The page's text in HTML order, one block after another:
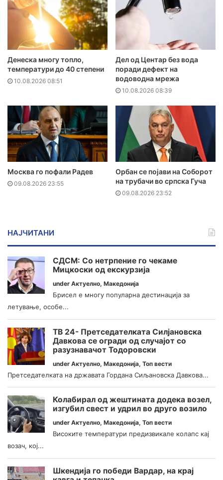
Денеска многу топло,
температури до 40 степени
10.08.2026 08:51
Дел од Центар без вода
поради дефект на
водоводна мрежа
10.08.2026 08:39
Москва го пофали Радев
09.08.2026 23:55
Орбан се појави на Соборот
на трубачи во српска Гуча
09.08.2026 23:52
НАЈЧИТАНИ
СДСМ: Со нетрпение го чекаме
Мицкоски од екскурзија
under Актуелно, Македонија
Брисел е многу популарна дестинација за
летување, особе...
ТВ 24- Претседателката Силјановска
Давкова се огради од случајот со
разузнавачот Тодоровски
under Актуелно, Македонија, Топ вести
Претседателката на државата Гордана Сиљановска Давкова...
Колабирал од жештината додека возел,
изгубил свест и удрил во друго возило
under Актуелно, Македонија, Топ вести
Високите температури предизвикале колапс кај
возач, кој...
Шкендија го победи Вардар, на крај